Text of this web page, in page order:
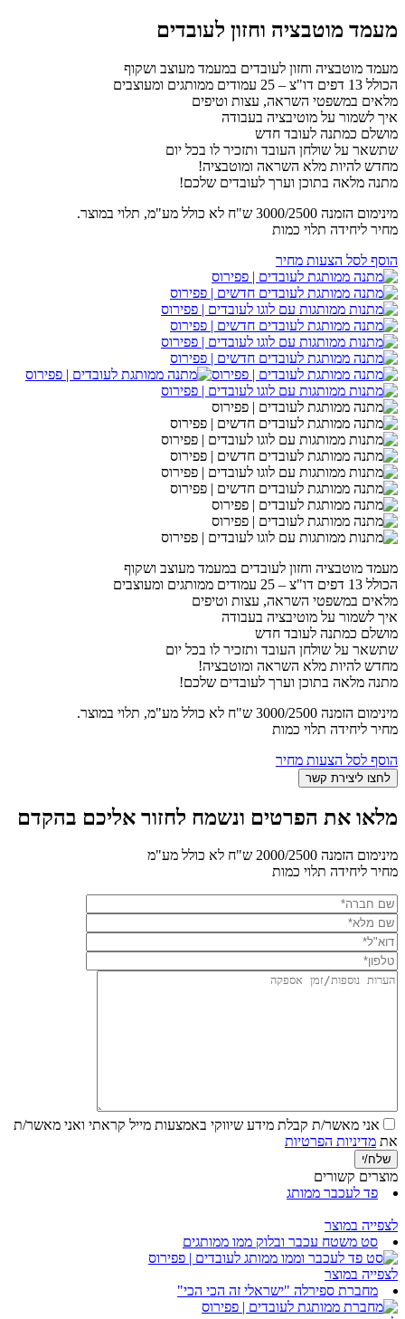
מעמד מוטבציה וחזון לעובדים
מעמד מוטבציה וחזון לעובדים במעמד מעוצב ושקוף
הכולל 13 דפים דו"צ – 25 עמודים ממותגים ומעוצבים
מלאים במשפטי השראה, עצות וטיפים
איך לשמור על מוטיבציה בעבודה
מושלם כמתנה לעובד חדש
שתשאר על שולחן העובד ותזכיר לו בכל יום
מחדש להיות מלא השראה ומוטבציה!
מתנה מלאה בתוכן וערך לעובדים שלכם!
מינימום הזמנה 3000/2500 ש"ח לא כולל מע"מ, תלוי במוצר.
מחיר ליחידה תלוי כמות
הוסף לסל הצעות מחיר
מעמד מוטבציה וחזון לעובדים במעמד מעוצב ושקוף
הכולל 13 דפים דו"צ – 25 עמודים ממותגים ומעוצבים
מלאים במשפטי השראה, עצות וטיפים
איך לשמור על מוטיבציה בעבודה
מושלם כמתנה לעובד חדש
שתשאר על שולחן העובד ותזכיר לו בכל יום
מחדש להיות מלא השראה ומוטבציה!
מתנה מלאה בתוכן וערך לעובדים שלכם!
מינימום הזמנה 3000/2500 ש"ח לא כולל מע"מ, תלוי במוצר.
מחיר ליחידה תלוי כמות
הוסף לסל הצעות מחיר
מלאו את הפרטים ונשמח לחזור אליכם בהקדם
מינימום הזמנה 2000/2500 ש"ח לא כולל מע"מ
מחיר ליחידה תלוי כמות
אני מאשר/ת קבלת מידע שיווקי באמצעות מייל קראתי ואני מאשר/ת
את מדיניות הפרטיות
מוצרים קשורים
פד לעכבר ממותג
לצפייה במוצר
סט משטח עכבר ובלוק ממו ממותגים
לצפייה במוצר
מחברת ספירלה "ישראלי זה הכי הכי"